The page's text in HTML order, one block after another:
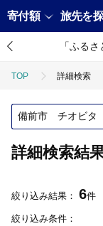
寄付額 旅先を
「ふる
TOP 詳細検索
詳細検索結
絞り込み結果： 6件
絞り込み条件：